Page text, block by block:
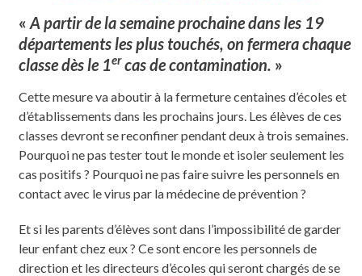
« A partir de la semaine prochaine dans les 19
départements les plus touchés, on fermera chaque
classe dès le 1ercas de contamination. »
Cette mesure va aboutir à la fermeture centaines d’écoles et
d’établissements dans les prochains jours. Les élèves de ces
classes devront se reconfiner pendant deux à trois semaines.
Pourquoi ne pas tester tout le monde et isoler seulement les
cas positifs ? Pourquoi ne pas faire suivre les personnels en
contact avec le virus par la médecine de prévention ?
Et si les parents d’élèves sont dans l’impossibilité de garder
leur enfant chez eux ? Ce sont encore les personnels de
direction et les directeurs d’écoles qui seront chargés de se